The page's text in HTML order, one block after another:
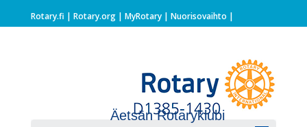
Rotary.fi | Rotary.org| MyRotary | Nuorisovaihto |
Äetsän Rotaryklubi